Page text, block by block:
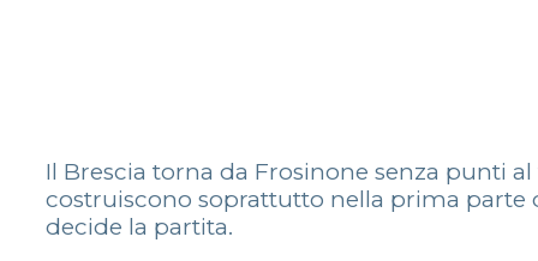
Il Brescia torna da Frosinone senza punti
costruiscono soprattutto nella prima parte
decide la partita.